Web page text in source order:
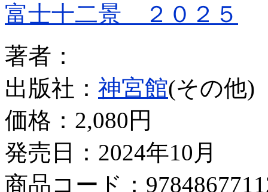
富士十二景 ２０２５
著者：
出版社： 神宮館(その他)
価格： 2,080円
発売日：2024年10月
商品コード：